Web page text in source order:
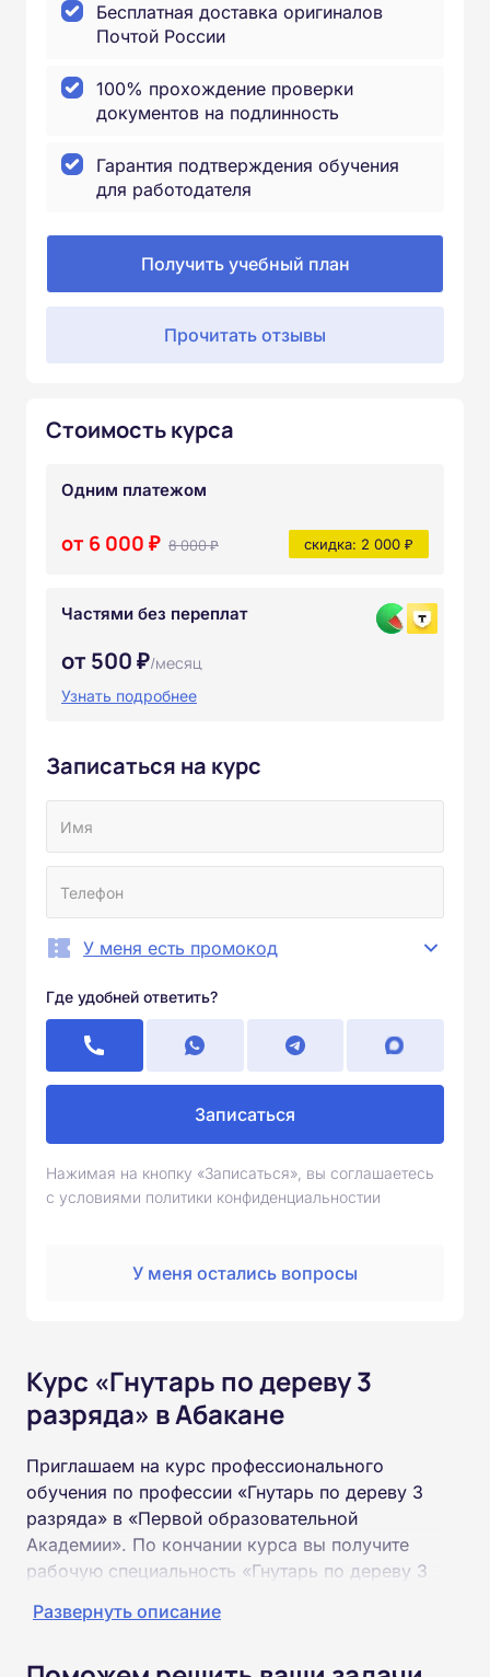
Бесплатная доставка оригиналов
Почтой России
100% прохождение проверки
документов на подлинность
Гарантия подтверждения обучения
для работодателя
Получить учебный план
Прочитать отзывы
Стоимость курса
Одним платежом
от 6 000 ₽ 8 000 ₽ скидка: 2 000 ₽
Частями без переплат
от 500 ₽/месяц
Узнать подробнее
Записаться на курс
У меня есть промокод
Где удобней ответить?
Записаться
Нажимая на кнопку «Записаться», вы соглашаетесь
с условиями политики конфиденциальностии
У меня остались вопросы
Курс «Гнутарь по дереву 3
разряда» в Абакане
Приглашаем на курс профессионального
обучения по профессии «Гнутарь по дереву 3
разряда» в «Первой образовательной
Академии». По кончании курса вы получите
рабочую специальность «Гнутарь по дереву 3
Развернуть описание